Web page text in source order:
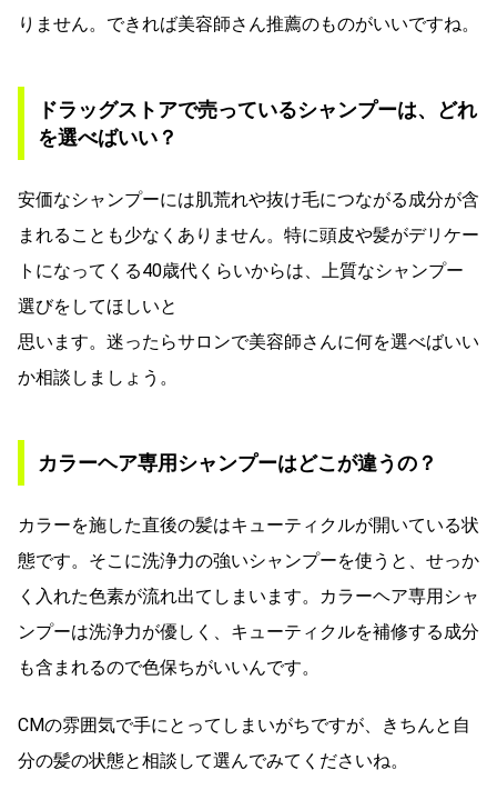
りません。できれば美容師さん推薦のものがいいですね。
ドラッグストアで売っているシャンプーは、どれ
を選べばいい？
安価なシャンプーには肌荒れや抜け毛につながる成分が含
まれることも少なくありません。特に頭皮や髪がデリケー
トになってくる40歳代くらいからは、上質なシャンプー
選びをしてほしいと
思います。迷ったらサロンで美容師さんに何を選べばいい
か相談しましょう。
カラーヘア専用シャンプーはどこが違うの？
カラーを施した直後の髪はキューティクルが開いている状
態です。そこに洗浄力の強いシャンプーを使うと、せっか
く入れた色素が流れ出てしまいます。カラーヘア専用シャ
ンプーは洗浄力が優しく、キューティクルを補修する成分
も含まれるので色保ちがいいんです。
CMの雰囲気で手にとってしまいがちですが、きちんと自
分の髪の状態と相談して選んでみてくださいね。